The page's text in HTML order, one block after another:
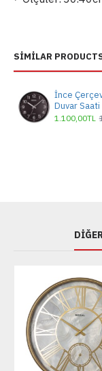
SIMILAR
İnce
Duvar Saati
1.100,00TL